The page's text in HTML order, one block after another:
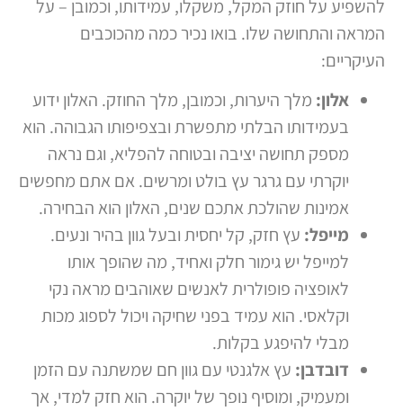
להשפיע על חוזק המקל, משקלו, עמידותו, וכמובן – על
המראה והתחושה שלו. בואו נכיר כמה מהכוכבים
העיקריים:
אלון:מלך היערות, וכמובן, מלך החוזק. האלון ידוע
בעמידותו הבלתי מתפשרת ובצפיפותו הגבוהה. הוא
מספק תחושה יציבה ובטוחה להפליא, וגם נראה
יוקרתי עם גרגר עץ בולט ומרשים. אם אתם מחפשים
אמינות שהולכת אתכם שנים, האלון הוא הבחירה.
מייפל:עץ חזק, קל יחסית ובעל גוון בהיר ונעים.
למייפל יש גימור חלק ואחיד, מה שהופך אותו
לאופציה פופולרית לאנשים שאוהבים מראה נקי
וקלאסי. הוא עמיד בפני שחיקה ויכול לספוג מכות
מבלי להיפגע בקלות.
דובדבן:עץ אלגנטי עם גוון חם שמשתנה עם הזמן
ומעמיק, ומוסיף נופך של יוקרה. הוא חזק למדי, אך